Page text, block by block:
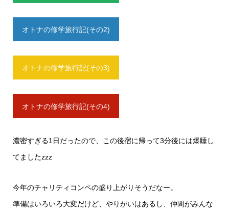
オトナの修学旅行記(その2)
オトナの修学旅行記(その3)
オトナの修学旅行記(その4)
濃密すぎる1日だったので、この後宿に帰って3分後には爆睡し
てましたzzz
今年のチャリティコンペの盛り上がりそうだなー。
準備はいろいろ大変だけど、やりがいはあるし、仲間がみんな